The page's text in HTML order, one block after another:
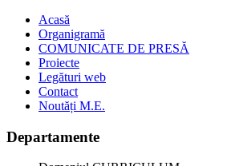
Acasă
Organigramă
COMUNICATE DE PRESĂ
Proiecte
Legături web
Contact
Noutăți M.E.
Departamente